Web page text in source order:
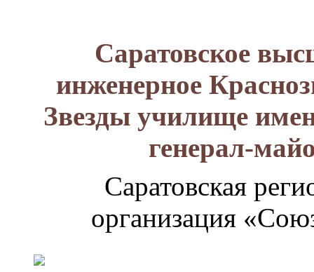
Саратовское
инженерное
Звезды училище
генерал-
Саратовская
организация